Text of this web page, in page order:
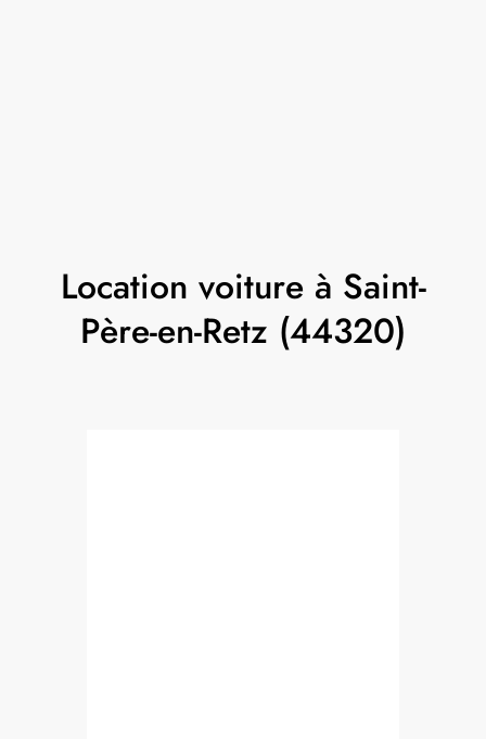
Location voiture à Saint-
Père-en-Retz (44320)